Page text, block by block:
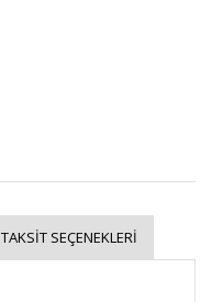
TAKSIT SEÇENEKLERI